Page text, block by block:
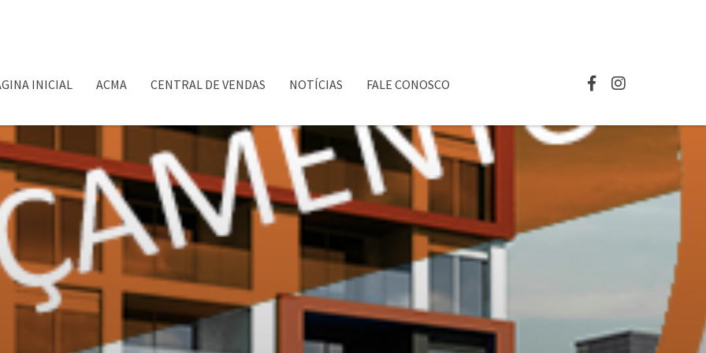
INICIAL ACMA CENTRAL DE VENDAS NOTÍCIAS FALE CONOSCO